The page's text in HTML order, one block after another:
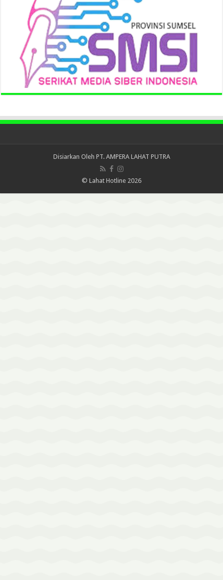
Disiarkan Oleh PT. AMPERA LAHAT PUTRA
© Lahat Hotline 2026